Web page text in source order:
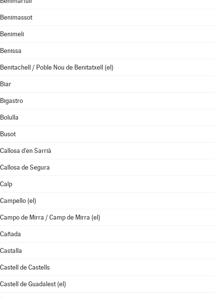
Benimassot
Benimeli
Benissa
Benitachell / Poble Nou de Benitatxell (el)
Biar
Bigastro
Bolulla
Busot
Callosa d'en Sarrià
Callosa de Segura
Calp
Campello (el)
Campo de Mirra / Camp de Mirra (el)
Cañada
Castalla
Castell de Castells
Castell de Guadalest (el)